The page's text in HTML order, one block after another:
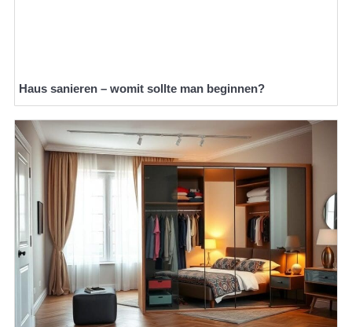
Haus sanieren – womit sollte man beginnen?